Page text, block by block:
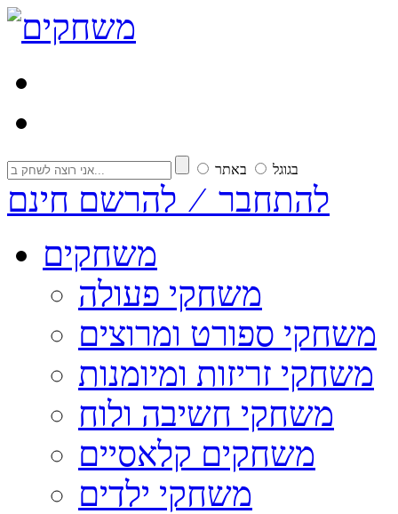
בגוגל באתר
להתחבר ⁄ להרשם חינם
משחקים
משחקי פעולה
משחקי ספורט ומרוצים
משחקי זריזות ומיומנות
משחקי חשיבה ולוח
משחקים קלאסיים
משחקי ילדים